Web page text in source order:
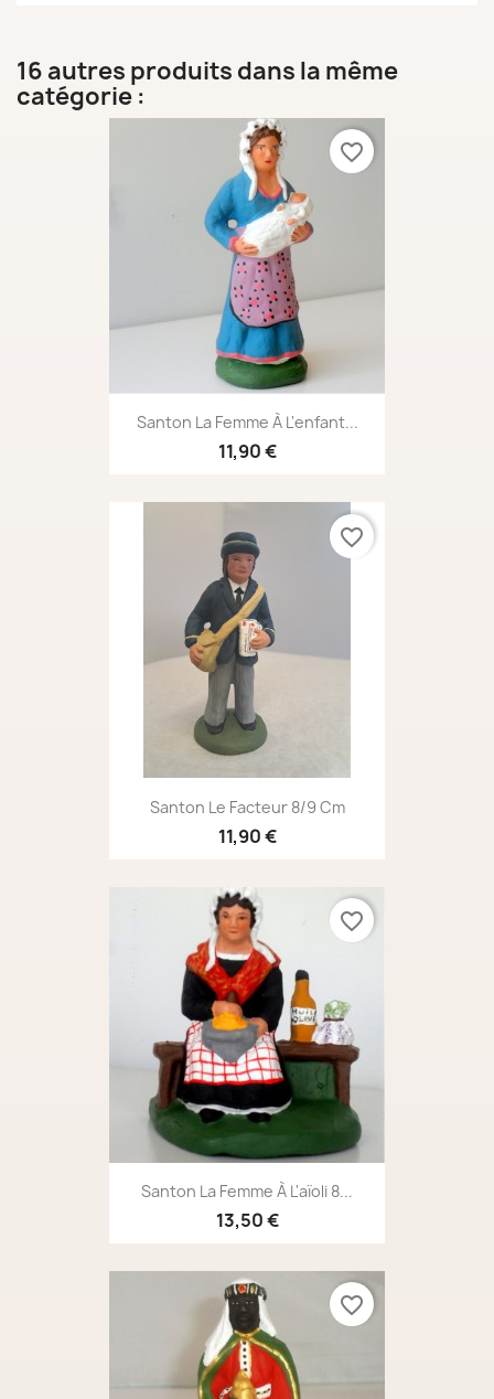
16 autres produits dans la même
catégorie :
Santon La Femme À L'enfant...
11,90 €
favorite_border
Santon Le Facteur 8/9 Cm
11,90 €
favorite_border
Santon La Femme À L'aïoli 8...
13,50 €
favorite_border
favorite_border